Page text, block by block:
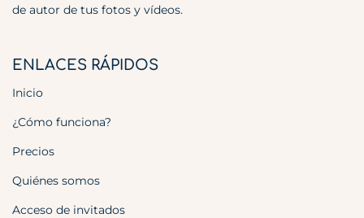
de autor de tus fotos y vídeos.
ENLACES RÁPIDOS
Inicio
¿Cómo funciona?
Precios
Quiénes somos
Acceso de invitados